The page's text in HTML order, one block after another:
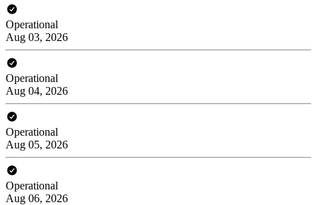
Operational
Aug 03, 2026
Operational
Aug 04, 2026
Operational
Aug 05, 2026
Operational
Aug 06, 2026